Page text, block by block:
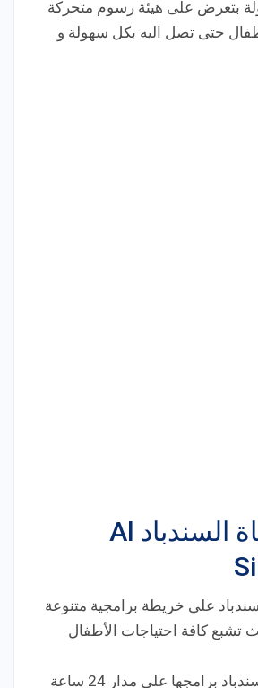
بتعرض على هيئة رسوم متحركة
حتى تصل اليه بكل سهولة و
مميزات قناة السندباد Al
على خريطة برامجية متنوعة
تشبع كافة احتياجات الأطفال
تقدم قناة السندباد برامجها على مدار 24 ساعة